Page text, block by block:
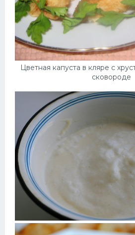
Цветная капуста в кляре с
сковороде